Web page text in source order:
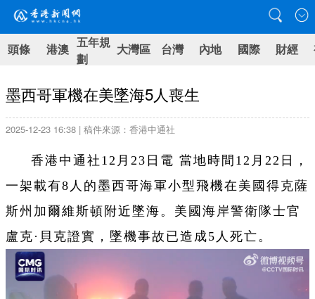
頭條 港澳 五年規
劃
大灣區 台灣 內地 國際 財經
墨西哥軍機在美墜海5人喪生
2025-12-23 16:38 | 稿件來源：香港中通社
香港中通社12月23日電 當地時間12月22日，
一架載有8人的墨西哥海軍小型飛機在美國得克薩
斯州加爾維斯頓附近墜海。美國海岸警衛隊士官
盧克·貝克證實，墜機事故已造成5人死亡。